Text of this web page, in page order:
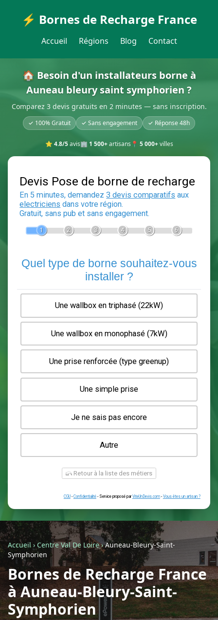
⚡ Bornes de Recharge France
Accueil Régions Blog Contact
🏠 Besoin d'un installateurs borne à
Auneau bleury saint symphorien ?
Comparez 3 devis gratuits en 2 minutes — sans inscription.
✓ 100% Gratuit ✓ Sans engagement ✓ Réponse 48h
⭐ 4.8/5avis🏢 1 500+artisans 📍 5 000+villes
Devis Pose de borne de
En 5 minutes, demandez3 devis comparatifs
Gratuit, sans pub et sans engagement.
2 3 6
Quel type de borne souhaitez-
installer ?
Une wallbox en triphasé (22kW)
Une wallbox en monophasé (7kW)
Une prise renforcée (type greenup)
Une simple prise
Je ne sais pas encore
Autre
Retour à la liste des métiers
CGU -Confidentialité - Service proposé par ViteUnDevis.com-Vous
Accueil› Centre Val De Loire›Auneau-Bleury-Saint-
Symphorien
Bornes de Recharge France
à Auneau-Bleury-Saint-
Symphorien